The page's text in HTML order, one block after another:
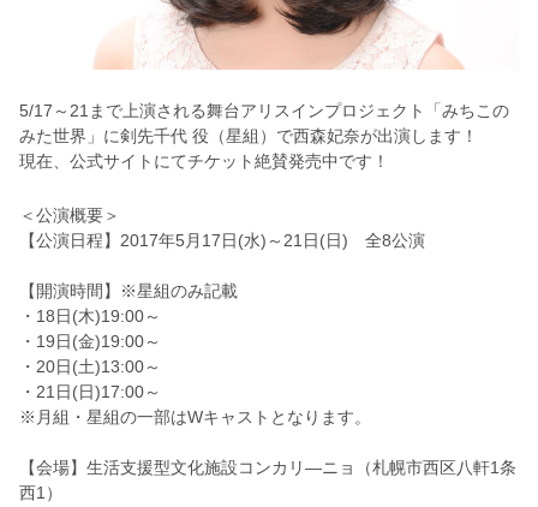
5/17～21まで上演される舞台アリスインプロジェクト「みちこの
みた世界」に剣先千代 役（星組）で西森妃奈が出演します！
現在、公式サイトにてチケット絶賛発売中です！
＜公演概要＞
【公演日程】2017年5月17日(水)～21日(日) 全8公演
【開演時間】※星組のみ記載
・18日(木)19:00～
・19日(金)19:00～
・20日(土)13:00～
・21日(日)17:00～
※月組・星組の一部はWキャストとなります。
【会場】生活支援型文化施設コンカリ―ニョ（札幌市西区八軒1条
西1）